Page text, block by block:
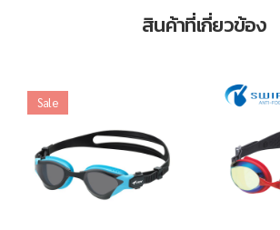
สินค้าที่เกี่ยวข้อง
Sale